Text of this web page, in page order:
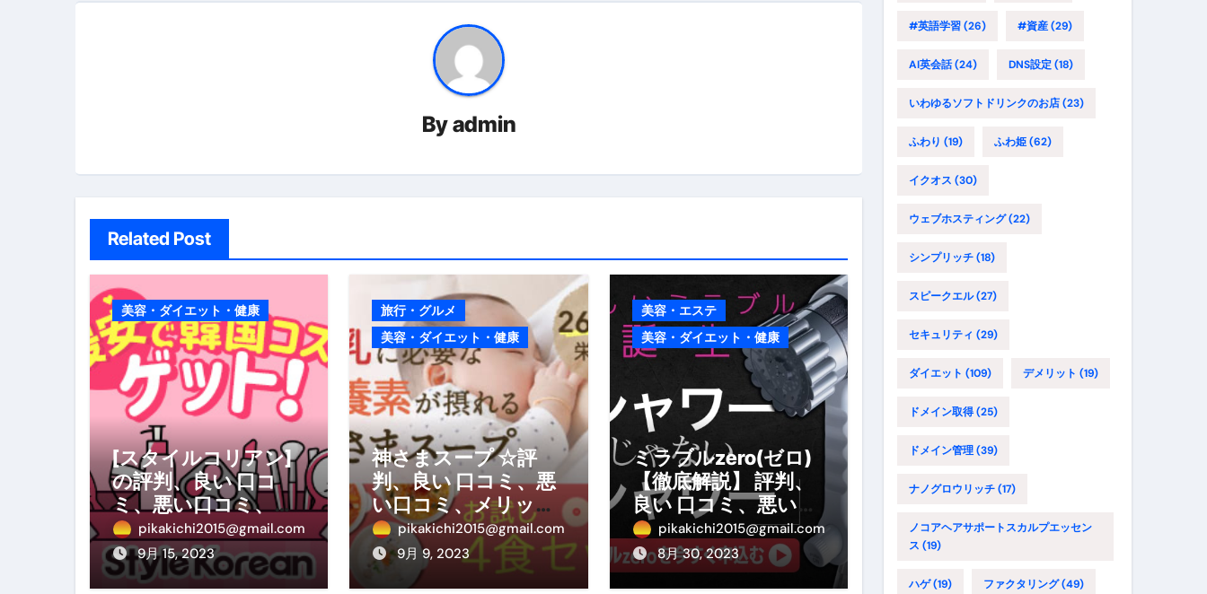
ン
Byadmin
Related Post
美容・ダイエット・健康
[スタイルコリアン]
の評判、良い 口コ
ミ、悪い口コミ、メ
リットとデメリット
はどうなの？ 【徹底
解説】
pikakichi2015@gmail.com
9月 15, 2023
旅行・グルメ
美容・ダイエット・健康
神さまスープ ☆評
判、良い 口コミ、悪
い口コミ、メリット
とデメリットはどう
なの？ 【徹底解説】
pikakichi2015@gmail.com
9月 9, 2023
美容・エステ
美容・ダイエット・健康
ミラブルzero(ゼロ)
【徹底解説】 評判、
良い 口コミ、悪い口
コミ、メリットとデ
メリット!!
pikakichi2015@gmail.com
8月 30, 2023
#英語学習(26) #資産(29)
AI英会話(24) DNS設定(18)
いわゆるソフトドリンクのお店(23)
ふわり (19) ふわ姫(62)
イクオス (30)
ウェブホスティング(22)
シンプリッチ(18)
スピークエル(27)
セキュリティ (29)
ダイエット (109) デメリット (19)
ドメイン取得(25)
ドメイン管理(39)
ナノグロウリッチ(17)
ノコアヘアサポートスカルプエッセン
ス (19)
ハゲ(19) ファクタリング(49)